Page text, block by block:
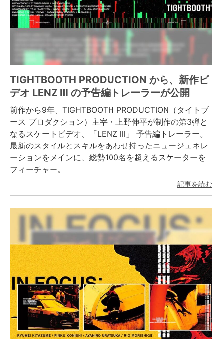
TIGHTBOOTH PRODUCTION から、新作ビ
デオ LENZ Ⅲ の予告編トレーラーが公開
前作から9年、TIGHTBOOTH PRODUCTION（タイトブ
ース プロダクション）主宰・上野伸平が制作の第3弾と
なるスケートビデオ、「LENZ lll」 予告編トレーラー。
最新のスタイルとスキルをあわせ持ったニュージェネレ
ーションをメインに、総勢100名を超えるスケーターを
フィーチャー。
記事を読む